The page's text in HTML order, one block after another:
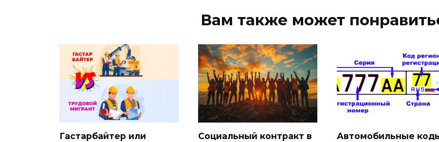
Вам также может
Гастарбайтер или
Социальный контракт в
Автомобильные